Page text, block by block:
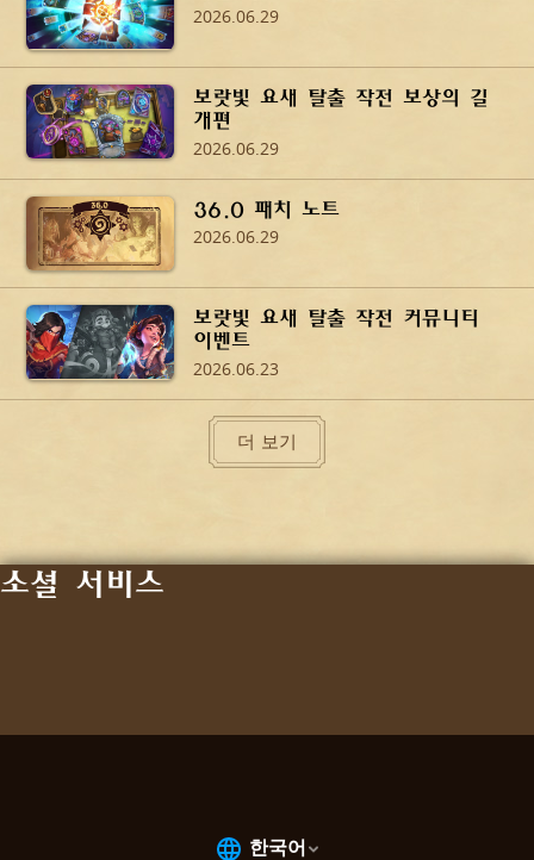
2026.06.29
보랏빛 요새 탈출 작전 보상의 길
개편
2026.06.29
36.0 패치 노트
2026.06.29
보랏빛 요새 탈출 작전 커뮤니티
이벤트
2026.06.23
더 보기
소셜 서비스